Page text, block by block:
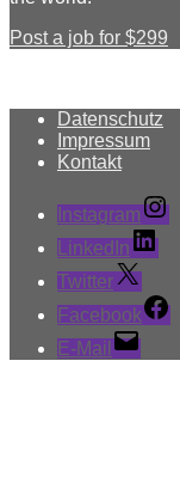
Post a job for $299
Datenschutz
Impressum
Kontakt
Instagram
LinkedIn
Twitter
Facebook
E-Mail